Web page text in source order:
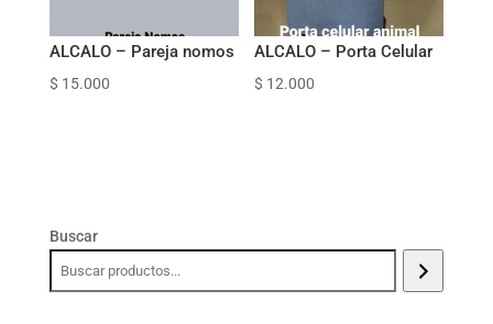
ALCALO – Pareja nomos
$ 15.000
ALCALO – Porta Celular
$ 12.000
Buscar